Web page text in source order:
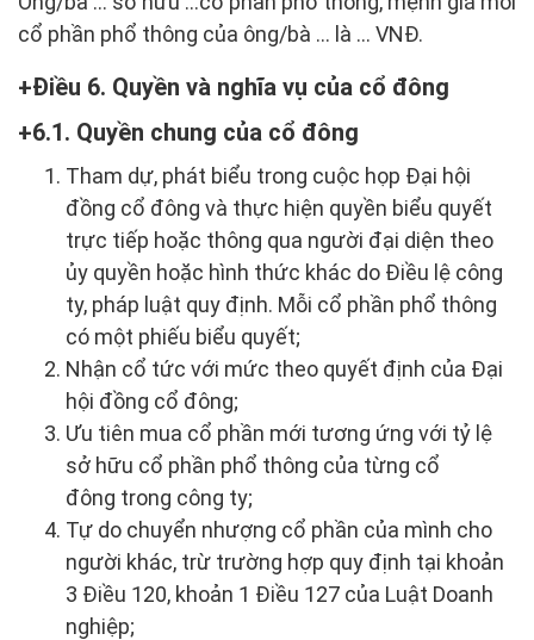
cổ phần phổ thông của ông/bà ... là ... VNĐ.
Điều 6. Quyền và nghĩa vụ của cổ đông
6.1. Quyền chung của cổ đông
Tham dự, phát biểu trong cuộc họp Đại hội
đồng cổ đông và thực hiện quyền biểu quyết
trực tiếp hoặc thông qua người đại diện theo
ủy quyền hoặc hình thức khác do Điều lệ công
ty, pháp luật quy định. Mỗi cổ phần phổ thông
có một phiếu biểu quyết;
Nhận cổ tức với mức theo quyết định của Đại
hội đồng cổ đông;
Ưu tiên mua cổ phần mới tương ứng với tỷ lệ
sở hữu cổ phần phổ thông của từng cổ
đông trong công ty;
Tự do chuyển nhượng cổ phần của mình cho
người khác, trừ trường hợp quy định tại khoản
3 Điều 120, khoản 1 Điều 127 của Luật Doanh
nghiệp;